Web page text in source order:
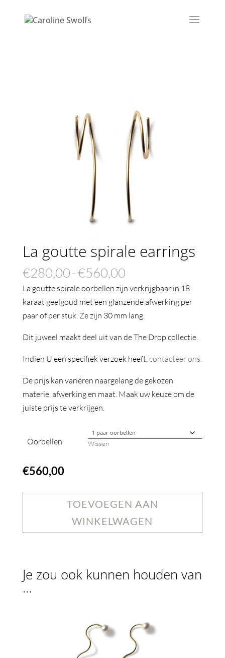
La goutte spirale earrings
€280,00-€560,00Prijsklasse:
€280,00
tot
€560,00
La goutte spirale oorbellen zijn verkrijgbaar in 18
karaat geelgoud met een glanzende afwerking per
paar of per stuk. Ze zijn 30 mm lang.
Dit juweel maakt deel uit van de The Drop collectie.
Indien U een specifiek verzoek heeft,contacteer ons.
De prijs kan variëren naargelang de gekozen
materie, afwerking en maat. Maak uw keuze om de
juiste prijs te verkrijgen.
Oorbellen Wissen
€560,00
TOEVOEGEN AAN
WINKELWAGEN
Je zou ook kunnen houden van
…